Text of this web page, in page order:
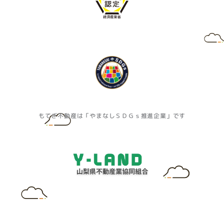
もてぎ不動産は「やまなしＳＤＧｓ推進企業」です